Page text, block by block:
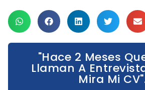
"Hace 2 Meses
Llaman A
Mira Mi